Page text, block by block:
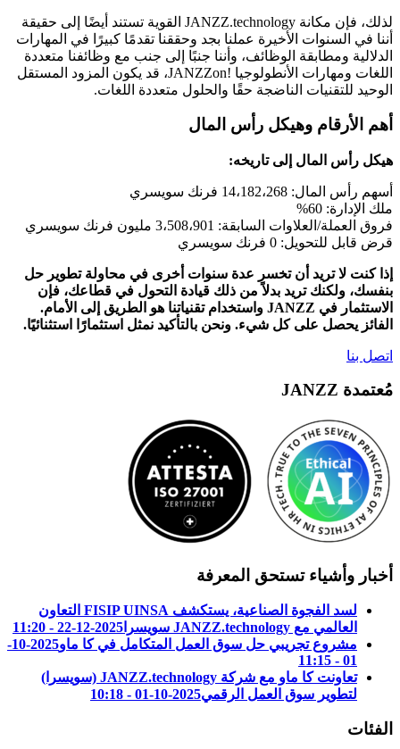
لذلك، فإن مكانة JANZZ.technology القوية تستند أيضًا إلى حقيقة
أننا في السنوات الأخيرة عملنا بجد وحققنا تقدمًا كبيرًا في المهارات
الدلالية ومطابقة الوظائف، وأننا جنبًا إلى جنب مع وظائفنا متعددة
اللغات ومهارات الأنطولوجيا !JANZZon، قد يكون المزود المستقل
الوحيد للتقنيات الناضجة حقًا والحلول متعددة اللغات.
أهم الأرقام وهيكل رأس المال
هيكل رأس المال إلى تاريخه:
أسهم رأس المال: 14،182،268 فرنك سويسري
ملك الإدارة: 60%
فروق العملة/العلاوات السابقة: 3،508،901 مليون فرنك سويسري
قرض قابل للتحويل: 0 فرنك سويسري
إذا كنت لا تريد أن تخسر عدة سنوات أخرى في محاولة تطوير حل
بنفسك، ولكنك تريد بدلاً من ذلك قيادة التحول في قطاعك، فإن
الاستثمار في JANZZ واستخدام تقنياتنا هو الطريق إلى الأمام.
الفائز يحصل على كل شيء. ونحن بالتأكيد نمثل استثمارًا استثنائيًا.
اتصل بنا
مُعتمدة JANZZ
أخبار وأشياء تستحق المعرفة
لسد الفجوة الصناعية، يستكشف FISIP UINSA التعاون
العالمي مع JANZZ.technology سويسرا
2025-12-22 - 11:20
مشروع تجريبي حل سوق العمل المتكامل في كا ماو
2025-10-
01 - 11:15
تعاونت كا ماو مع شركة JANZZ.technology (سويسرا)
لتطوير سوق العمل الرقمي2025-10-01 - 10:18
الفئات